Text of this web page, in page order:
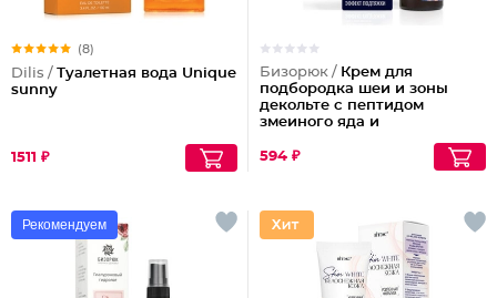
(8)
Dilis / Туалетная вода Unique
sunny
1511 ₽
Бизорюк / Крем для
подбородка шеи и зоны
декольте с пептидом
змеиного яда и
594 ₽
Рекомендуем